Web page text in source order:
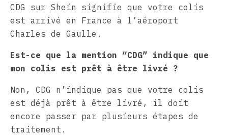
CDG sur Shein signifie que votre colis
est arrivé en France à l’aéroport
Charles de Gaulle.
Est-ce que la mention “CDG” indique que
mon colis est prêt à être livré ?
Non, CDG n’indique pas que votre colis
est déjà prêt à être livré, il doit
encore passer par plusieurs étapes de
traitement.